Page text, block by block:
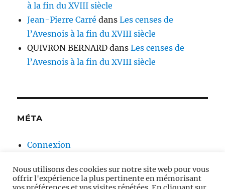
à la fin du XVIII siècle
Jean-Pierre Carré dansLes censes de
l’Avesnois à la fin du XVIII siècle
QUIVRON BERNARD dansLes censes de
l’Avesnois à la fin du XVIII siècle
MÉTA
Connexion
Flux des commentaires
Nous utilisons des cookies sur notre site web pour vous
offrir l'expérience la plus pertinente en mémorisant